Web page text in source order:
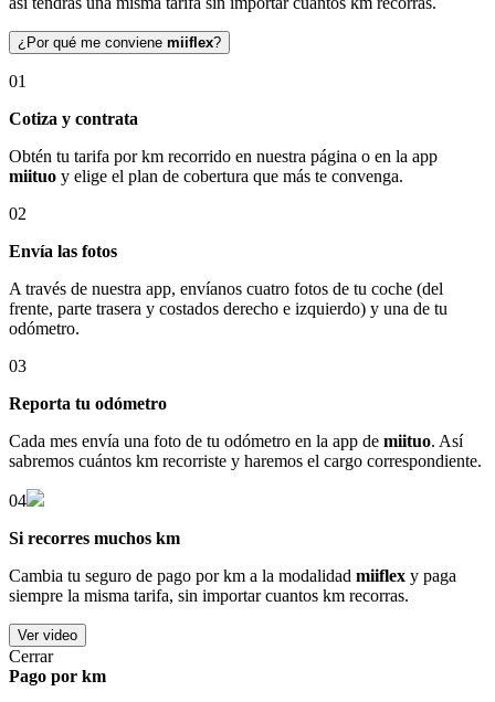
¿Por qué me conviene miiflex?
01
Cotiza y contrata
Obtén tu tarifa por km recorrido en nuestra página o en la app
miituo y elige el plan de cobertura que más te convenga.
02
Envía las fotos
A través de nuestra app, envíanos cuatro fotos de tu coche (del
frente, parte trasera y costados derecho e izquierdo) y una de tu
odómetro.
03
Reporta tu odómetro
Cada mes envía una foto de tu odómetro en la app de miituo. Así
sabremos cuántos km recorriste y haremos el cargo correspondiente.
04
Si recorres muchos km
Cambia tu seguro de pago por km a la modalidad miiflex y paga
siempre la misma tarifa, sin importar cuantos km recorras.
Ver video
Cerrar
Pago por km